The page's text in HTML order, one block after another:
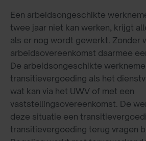
Een arbeidsongeschikte
twee jaar niet kan werken, krijgt
als er nog wordt gewerkt. Zonder
arbeidsovereenkomst daarmee
De arbeidsongeschikte
transitievergoeding als het
wat kan via het UWV of met een
vaststellingsovereenkomst. De
deze situatie een
transitievergoeding terug vragen